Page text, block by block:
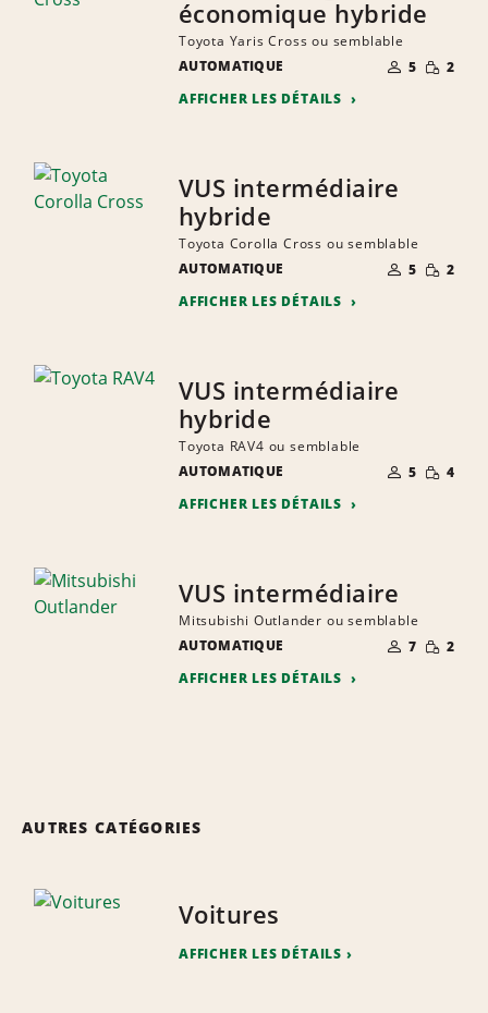
économique hybride
Toyota Yaris Cross ou semblable
AUTOMATIQUE
NOMBRE DE
PERSONNES
5 RÉDUITE
2
AFFICHER LES DÉTAILS
VUS intermédiaire
hybride
Toyota Corolla Cross ou semblable
AUTOMATIQUE
NOMBRE DE
PERSONNES
5 RÉDUITE
2
AFFICHER LES DÉTAILS
VUS intermédiaire
hybride
Toyota RAV4 ou semblable
AUTOMATIQUE
NOMBRE DE
PERSONNES
5 RÉDUITE
4
AFFICHER LES DÉTAILS
VUS intermédiaire
Mitsubishi Outlander ou semblable
AUTOMATIQUE
NOMBRE DE
PERSONNES
7 RÉDUITE
2
AFFICHER LES DÉTAILS
AUTRES CATÉGORIES
Voitures
AFFICHER LES DÉTAILS